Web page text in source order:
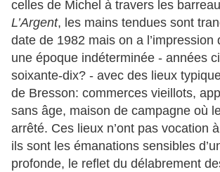
celles de Michel à travers les
L’Argent, les mains tendues sont
date de 1982 mais on a l’impression
une époque indéterminée - années
soixante-dix? - avec des lieux
de Bresson: commerces vieillots,
sans âge, maison de campagne où
arrêté. Ces lieux n’ont pas vocation
ils sont les émanations sensibles
profonde, le reflet du délabrement